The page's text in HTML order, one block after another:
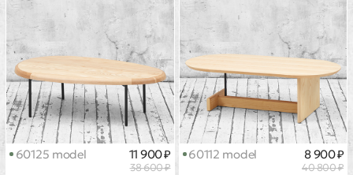
60125 model
38 600 ₽
11 900 ₽ 60112 model
40 800 ₽
8 900 ₽